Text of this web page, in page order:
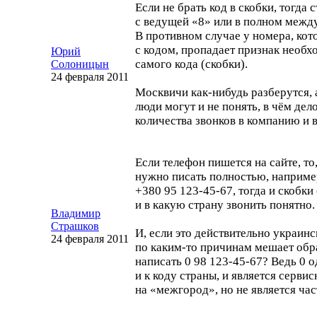
Юрий
Солоницын
24 февраля 2011
Если не брать код в скобки, тогда
с ведущей «8» или в полном
В противном случае у номера,
с кодом, пропадает признак
самого кода (скобки).
Москвичи как-нибудь разберутся,
люди могут и не понять, в чём
количества звонков в компанию и
Владимир
Страшков
24 февраля 2011
Если телефон пишется на сайте,
нужно писать полностью,
+380 95 123-45-67, тогда и
и в какую страну звонить понятно.
И, если это действительно
по каким-то причинам мешает
написать 0 98 123-45-67? Ведь 0
и к коду страны, и является
на «межгород», но не является